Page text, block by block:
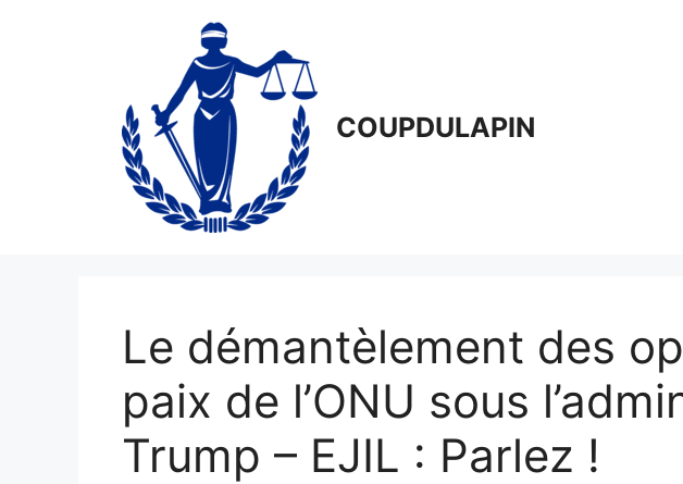
COUPDULAPIN
Le démantèlement des
paix de l’ONU sous
Trump – EJIL : Parlez !